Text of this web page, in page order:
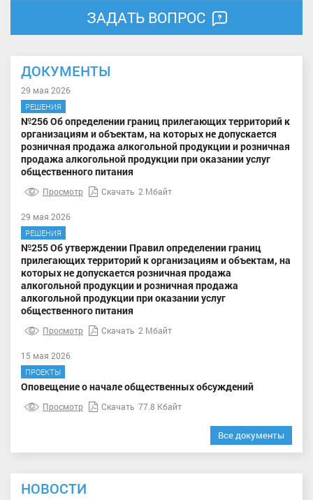
ЗАДАТЬ ВОПРОС
ДОКУМЕНТЫ
29 мая 2026
РЕШЕНИЯ
№256 Об определении границ прилегающих территорий к
организациям и объектам, на которых не допускается
розничная продажа алкогольной продукции и розничная
продажа алкогольной продукции при оказании услуг
общественного питания
Просмотр Скачать 2 Мбайт
29 мая 2026
РЕШЕНИЯ
№255 Об утверждении Правил определении границ
прилегающих территорий к организациям и объектам, на
которых не допускается розничная продажа
алкогольной продукции и розничная продажа
алкогольной продукции при оказании услуг
общественного питания
Просмотр Скачать 2 Мбайт
15 мая 2026
ПРОЕКТЫ
Оповещение о начале общественных обсуждений
Просмотр Скачать 77.8 Кбайт
Все документы
НОВОСТИ